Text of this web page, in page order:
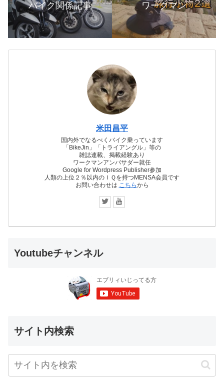
バイク関係記事 ワークマン
米田昌平
国内外でなるべくバイク乗っています
「BikeJin」「トライアングル」等の
雑誌連載、掲載経験あり
ワークマンアンバサダー就任
Google for Wordpress Publisher参加
人類の上位２％以内のＩＱを持つMENSA会員です
お問い合わせは こちらから
Youtubeチャンネル
サイト内検索